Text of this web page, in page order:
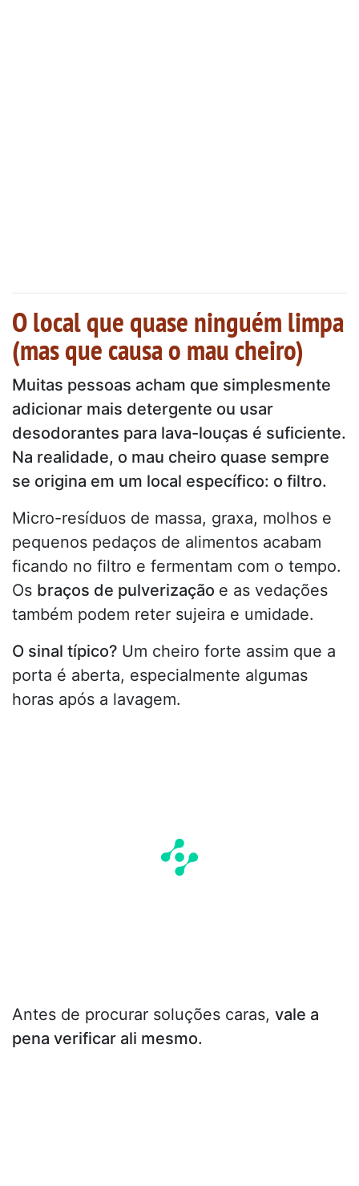
O local que quase ninguém limpa
(mas que causa o mau cheiro)
Muitas pessoas acham que simplesmente
adicionar mais detergente ou usar
desodorantes para lava-louças é suficiente.
Na realidade, o mau cheiro quase sempre
se origina em um local específico: o filtro.
Micro-resíduos de massa, graxa, molhos e
pequenos pedaços de alimentos acabam
ficando no filtro e fermentam com o tempo.
Os braços de pulverização e as vedações
também podem reter sujeira e umidade.
O sinal típico? Um cheiro forte assim que a
porta é aberta, especialmente algumas
horas após a lavagem.
Antes de procurar soluções caras, vale a
pena verificar ali mesmo.